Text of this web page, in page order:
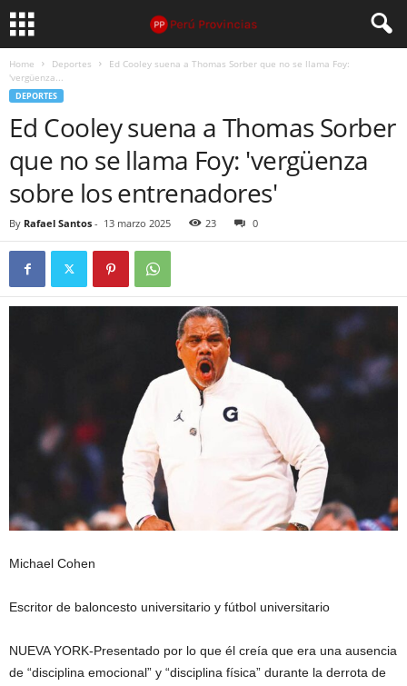
Home Deportes
Ed Cooley suena a Thomas Sorber que no se llama Foy:
'vergüenza...
DEPORTES
Ed Cooley suena a Thomas Sorber
que no se llama Foy: 'vergüenza
sobre los entrenadores'
By Rafael Santos - 13 marzo 2025 23 0
Michael Cohen
Escritor de baloncesto universitario y fútbol universitario
NUEVA YORK-Presentado por lo que él creía que era una ausencia
de “disciplina emocional” y “disciplina física” durante la derrota de